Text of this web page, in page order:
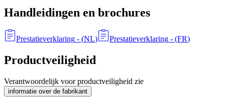
Handleidingen en brochures
Prestatieverklaring - (NL) Prestatieverklaring - (FR)
Productveiligheid
Verantwoordelijk voor productveiligheid zie
informatie over de fabrikant